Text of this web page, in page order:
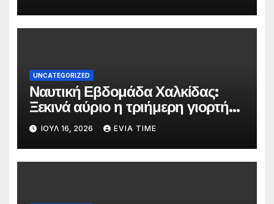
UNCATEGORIZED
Ναυτική Εβδομάδα Χαλκίδας:
Ξεκινά αύριο η τριήμερη γιορτή
στο όνομα της Αγίας Παρασκευής
ΙΟΎΛ 16, 2026 EVIA TIME